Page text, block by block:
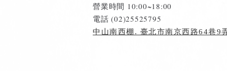
營業時間 10:00~18:00
​電話 (02)25525795
中山南西棚. 臺北市南京西路64巷9